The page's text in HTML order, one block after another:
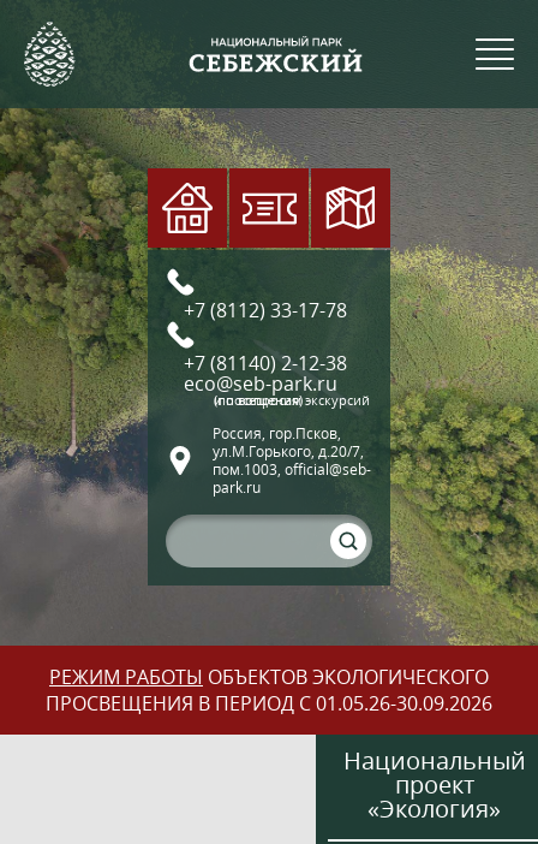
+7 (8112) 33-17-78
+7 (81140) 2-12-38
eco@seb-park.ru
(по вопросам экскурсий и посещения)
Россия, гор.Псков,
ул.М.Горького, д.20/7,
пом.1003, official@seb-
park.ru
РЕЖИМ РАБОТЫ ОБЪЕКТОВ ЭКОЛОГИЧЕСКОГО
ПРОСВЕЩЕНИЯ В ПЕРИОД С 01.05.26-30.09.2026
Национальный
проект
«Экология»